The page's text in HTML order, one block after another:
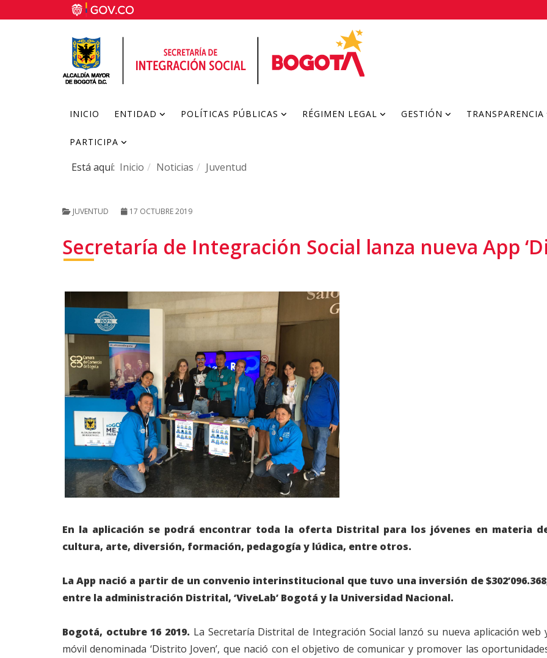
INICIO ENTIDAD POLÍTICAS PÚBLICAS RÉGIMEN LEGAL GESTIÓN TRANSPARENCIA
PARTICIPA
Está aquí: Inicio Noticias Juventud
JUVENTUD 17 OCTUBRE 2019
Secretaría de Integración Social lanza nueva App
En la aplicación se podrá encontrar toda la oferta Distrital para los jóvenes en materia
cultura, arte, diversión, formación, pedagogía y lúdica, entre otros.
La App nació a partir de un convenio interinstitucional que tuvo una inversión de
entre la administración Distrital, ‘ViveLab’ Bogotá y la Universidad Nacional.
Bogotá, octubre 16 2019. La Secretaría Distrital de Integración Social lanzó su nueva aplicación web
móvil denominada ‘Distrito Joven’, que nació con el objetivo de comunicar y promover las